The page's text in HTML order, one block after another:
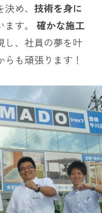
め、 技術を身に
ます。 確かな施工
し、社員の夢を叶
も頑張ります！